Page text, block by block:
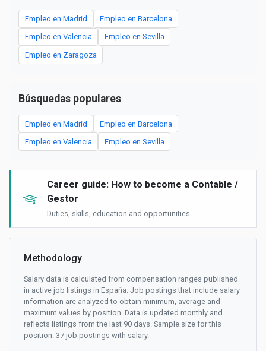
Empleo en Madrid Empleo en Barcelona
Empleo en Valencia Empleo en Sevilla
Empleo en Zaragoza
Búsquedas populares
Empleo en Madrid Empleo en Barcelona
Empleo en Valencia Empleo en Sevilla
Career guide: How to become a Contable /
Gestor
Duties, skills, education and opportunities
Methodology
Salary data is calculated from compensation ranges published
in active job listings in España. Job postings that include salary
information are analyzed to obtain minimum, average and
maximum values by position. Data is updated monthly and
reflects listings from the last 90 days. Sample size for this
position: 37 job postings with salary.